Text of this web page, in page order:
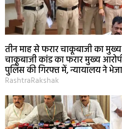
तीन माह से फरार चाकूबाजी का मुख्य
चाकूबाजी कांड का फरार मुख्य
पुलिस की गिरफ्त में, न्यायालय ने
RashtraRakshak